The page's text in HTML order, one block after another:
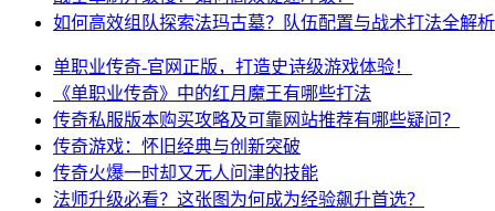
如何高效组队探索法玛古墓？队伍配置与战术打法全解析
单职业传奇-官网正版，打造史诗级游戏体验！
《单职业传奇》中的红月魔王有哪些打法
传奇私服版本购买攻略及可靠网站推荐有哪些疑问？
传奇游戏：怀旧经典与创新突破
传奇火爆一时却又无人问津的技能
法师升级必看？这张图为何成为经验飙升首选？